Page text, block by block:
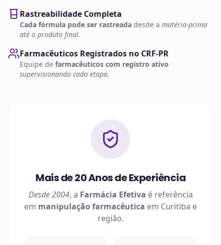
Rastreabilidade Completa
Cada fórmula pode ser rastreada desde a matéria-prima
até o produto final.
Farmacêuticos Registrados no CRF-PR
Equipe de farmacêuticos com registro ativo
supervisionando cada etapa.
Mais de 20 Anos de Experiência
Desde 2004, a Farmácia Efetiva é referência
em manipulação farmacêutica em Curitiba e
região.